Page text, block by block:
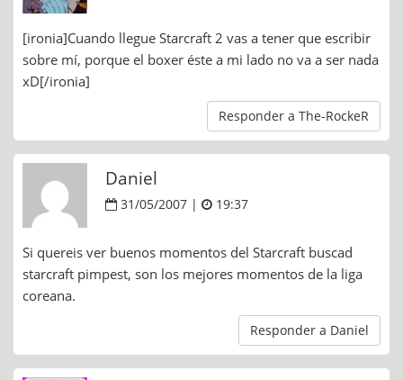
[ironia]Cuando llegue Starcraft 2 vas a tener que escribir
sobre mí, porque el boxer éste a mi lado no va a ser nada
xD[/ironia]
Responder a The-RockeR
Daniel
31/05/2007 | 19:37
Si quereis ver buenos momentos del Starcraft buscad
starcraft pimpest, son los mejores momentos de la liga
coreana.
Responder a Daniel